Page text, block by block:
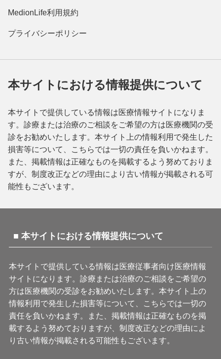
MedionLife利用規約
プライバシーポリシー
本サイトにおける情報提供について
本サイトで提供している情報は医療情報サイトになりま
す。診療または治療のご相談をご希望の方は医療機関の受
診をお勧めいたします。本サイト上の情報利用で発生した
損害等について、こちらでは一切の責任を負いかねます。
また、掲載情報は正確なものを掲載するよう努めておりま
すが、制度改正などの理由により古い情報が掲載される可
能性もございます。
■ 本サイトにおける情報提供について
本サイトで提供している情報は医療従事者向け医療情報
サイトになります。診療または治療のご相談をご希望の
方は医療機関の受診をお勧めいたします。本サイト上の
情報利用で発生した損害等について、こちらでは一切の
責任を負いかねます。また、掲載情報は正確なものを掲
載するよう努めておりますが、制度改正などの理由によ
り古い情報が掲載される可能性もございます。